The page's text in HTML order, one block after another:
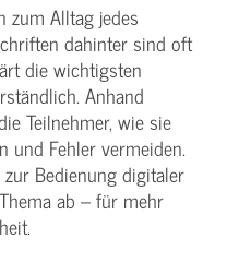
zum Alltag jedes
dahinter sind oft
die wichtigsten
Anhand
Teilnehmer, wie sie
und Fehler vermeiden.
Bedienung digitaler
ab – für mehr